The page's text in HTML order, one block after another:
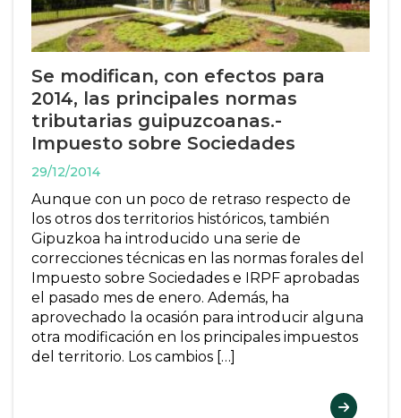
Se modifican, con efectos para
2014, las principales normas
tributarias guipuzcoanas.-
Impuesto sobre Sociedades
29/12/2014
Aunque con un poco de retraso respecto de
los otros dos territorios históricos, también
Gipuzkoa ha introducido una serie de
correcciones técnicas en las normas forales del
Impuesto sobre Sociedades e IRPF aprobadas
el pasado mes de enero. Además, ha
aprovechado la ocasión para introducir alguna
otra modificación en los principales impuestos
del territorio. Los cambios […]